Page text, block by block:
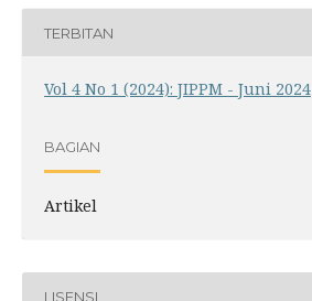
TERBITAN
Vol 4 No 1 (2024): JIPPM - Juni 2024
BAGIAN
Artikel
LISENSI